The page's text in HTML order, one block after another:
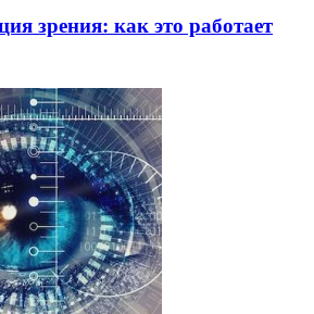
зрения: как это работает